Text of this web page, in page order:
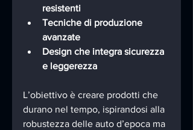
resistenti
Tecniche di produzione
avanzate
Design che integra sicurezza
e leggerezza
L’obiettivo è creare prodotti che
durano nel tempo, ispirandosi alla
robustezza delle auto d’epoca ma